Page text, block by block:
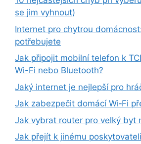
se jim vyhnout)
Internet pro chytrou
potřebujete
Jak připojit mobilní telefon k
Wi-Fi nebo Bluetooth?
Jaký internet je nejlepší pro
Jak zabezpečit domácí Wi‑Fi
Jak vybrat router pro velký byt
Jak přejít k jinému